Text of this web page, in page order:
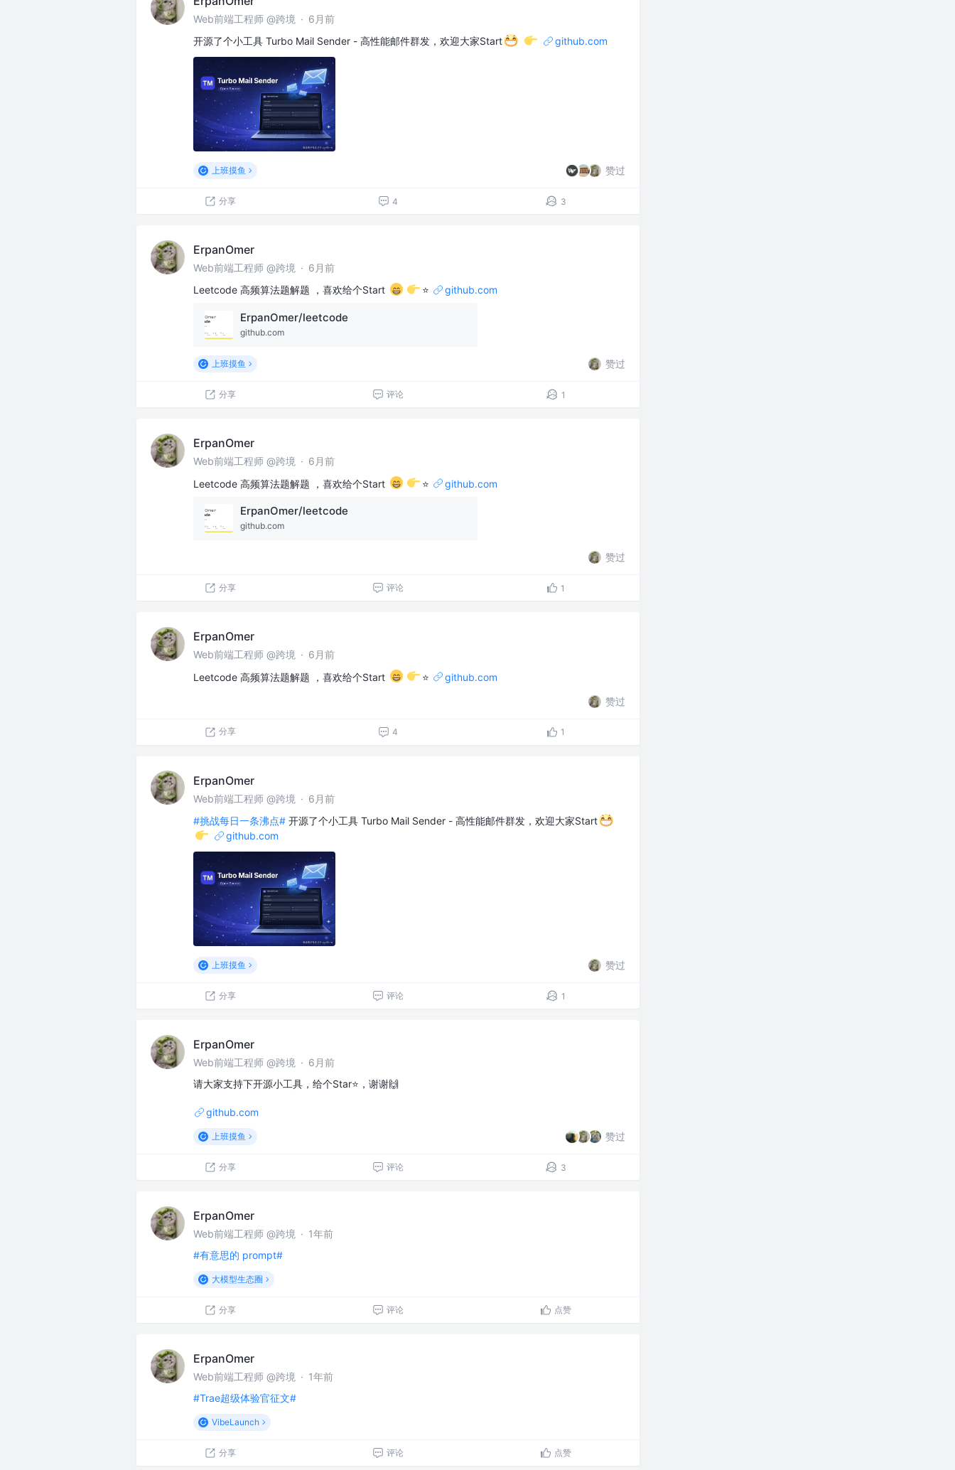
Web前端工程师 @跨境 · 6月前
开源了个小工具 Turbo Mail Sender - 高性能邮件群发，欢迎大家Start
github.com
上班摸鱼 赞过
分享 4 3
ErpanOmer
Web前端工程师 @跨境 · 6月前
Leetcode 高频算法题解题 ，喜欢给个Start
⭐ github.com
ErpanOmer/leetcode
github.com
上班摸鱼 赞过
分享 评论 1
ErpanOmer
Web前端工程师 @跨境 · 6月前
Leetcode 高频算法题解题 ，喜欢给个Start
⭐ github.com
ErpanOmer/leetcode
github.com
赞过
分享 评论 1
ErpanOmer
Web前端工程师 @跨境 · 6月前
Leetcode 高频算法题解题 ，喜欢给个Start
⭐
github.com
赞过
分享 4 1
ErpanOmer
Web前端工程师 @跨境 · 6月前
#挑战每日一条沸点# 开源了个小工具 Turbo Mail Sender - 高性能邮件群发，欢迎大家Start
github.com
上班摸鱼 赞过
分享 评论 1
ErpanOmer
Web前端工程师 @跨境 · 6月前
请大家支持下开源小工具，给个Star⭐，谢谢🙌
github.com
上班摸鱼 赞过
分享 评论 3
ErpanOmer
Web前端工程师 @跨境 · 1年前
#有意思的 prompt#
大模型生态圈
分享 评论 点赞
ErpanOmer
Web前端工程师 @跨境 · 1年前
#Trae超级体验官征文#
VibeLaunch
分享 评论 点赞